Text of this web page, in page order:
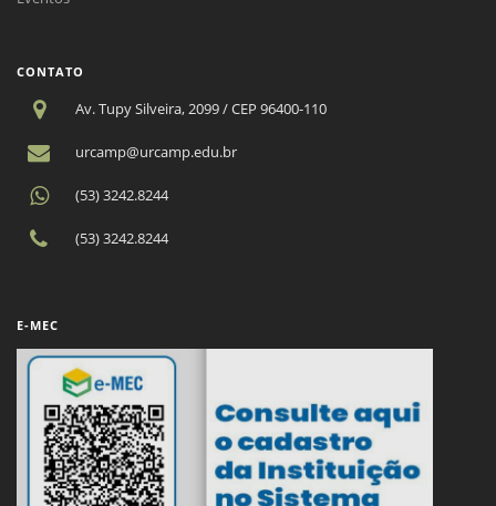
CONTATO
Av. Tupy Silveira, 2099 / CEP 96400-110
urcamp@urcamp.edu.br
(53) 3242.8244
(53) 3242.8244
E-MEC